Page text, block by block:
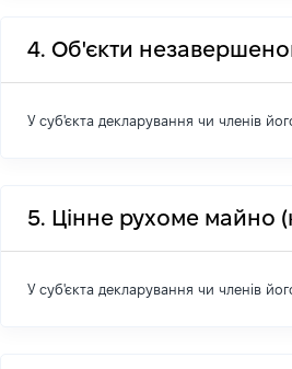
4. Об'єкти
У суб'єкта декларування чи членів
5. Цінне рухоме майно
У суб'єкта декларування чи членів